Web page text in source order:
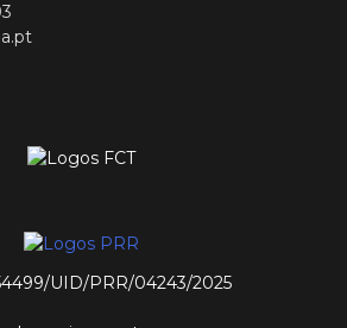
UID/PRR/04243/2025